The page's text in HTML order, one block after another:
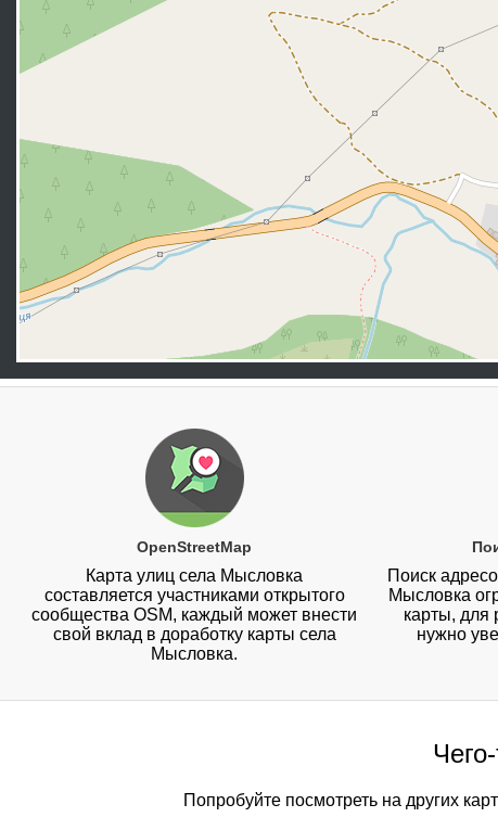
OpenStreetMap
Карта улиц села Мысловка
составляется участниками открытого
сообщества OSM, каждый может внести
свой вклад в доработку карты села
Мысловка.
Поиск
Мысловка
карты, для
нужно
Попробуйте посмотреть на других